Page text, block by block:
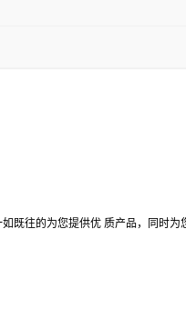
既往的为您提供优 质产品，同时为